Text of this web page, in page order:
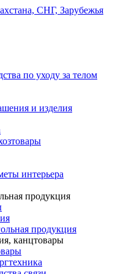
по уходу за телом
и изделия
интерьера
продукция
продукция
канцтовары